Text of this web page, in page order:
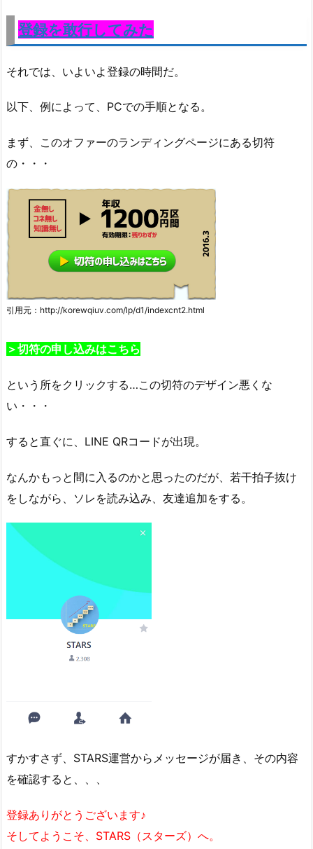
登録を敢行してみた
それでは、いよいよ登録の時間だ。
以下、例によって、PCでの手順となる。
まず、このオファーのランディングページにある切符
の・・・
引用元：http://korewqiuv.com/lp/d1/indexcnt2.html
＞切符の申し込みはこちら
という所をクリックする…この切符のデザイン悪くな
い・・・
すると直ぐに、LINE QRコードが出現。
なんかもっと間に入るのかと思ったのだが、若干拍子抜け
をしながら、ソレを読み込み、友達追加をする。
すかすさず、STARS運営からメッセージが届き、その内容
を確認すると、、、
登録ありがとうございます♪
そしてようこそ、STARS（スターズ）へ。